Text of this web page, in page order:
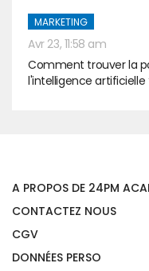
MARKETING
Avr 23, 11:58 am
Comment trouver la
l'intelligence artificielle
A PROPOS DE 24PM
CONTACTEZ NOUS
CGV
DONNÉES PERSO